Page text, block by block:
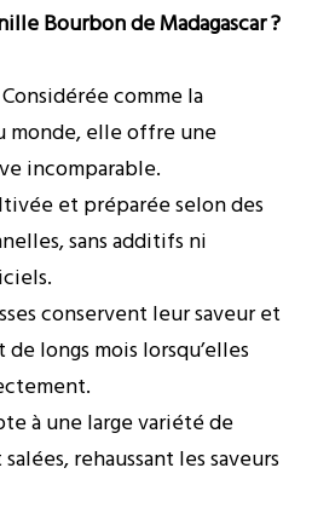
Bourbon de Madagascar ?
Considérée comme la
monde, elle offre une
incomparable.
et préparée selon des
sans additifs ni
conservent leur saveur et
longs mois lorsqu’elles
à une large variété de
rehaussant les saveurs